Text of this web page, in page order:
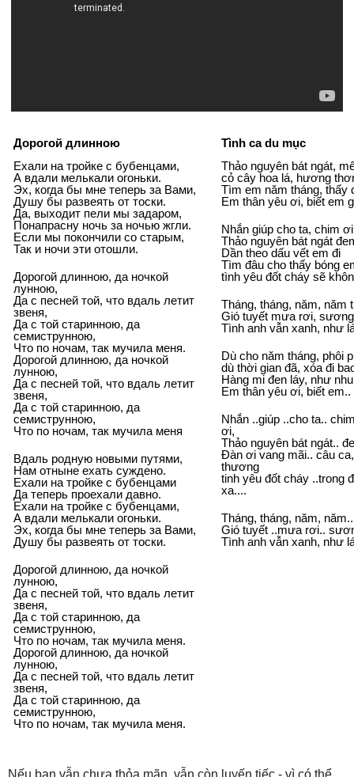
Дорогой длинною
Tình ca du mục
Ехали на тройке с бубенцами,
А вдали мелькали огоньки.
Эх, когда бы мне теперь за Вами,
Душу бы развеять от тоски.
Да, выходит пели мы задаром,
Понапрасну ночь за ночью жгли.
Если мы покончили со старым,
Так и ночи эти отошли.
Дорогой длинною, да ночкой
лунною,
Да с песней той, что вдаль летит
звеня,
Да с той старинною, да
семиструнною,
Что по ночам, так мучила меня.
Дорогой длинною, да ночкой
лунною,
Да с песней той, что вдаль летит
звеня,
Да с той старинною, да
семиструнною,
Что по ночам, так мучила меня
Вдаль родную новыми путями,
Нам отныне ехать суждено.
Ехали на тройке с бубенцами
Да теперь проехали давно.
Ехали на тройке с бубенцами,
А вдали мелькали огоньки.
Эх, когда бы мне теперь за Вами,
Душу бы развеять от тоски.
Дорогой длинною, да ночкой
лунною,
Да с песней той, что вдаль летит
звеня,
Да с той старинною, да
семиструнною,
Что по ночам, так мучила меня.
Дорогой длинною, да ночкой
лунною,
Да с песней той, что вдаль летит
звеня,
Да с той старинною, да
семиструнною,
Что по ночам, так мучила меня.
Thảo nguyên bát ngát,
cỏ cây hoa lá, hương
Tìm em năm tháng, thấy
Em thân yêu ơi, biết em
Nhắn giúp cho ta, chim
Thảo nguyên bát ngát
Dần theo dấu vết em đi
Tìm đâu cho thấy bóng
tình yêu đốt cháy sẽ
Tháng, tháng, năm, năm
Gió tuyết mưa rơi,
Tình anh vẫn xanh, như
Dù cho năm tháng, phôi
dù thời gian đã, xóa đi
Hàng mi đen láy, như
Em thân yêu ơi, biết
Nhắn ..giúp ..cho ta..
ơi,
Thảo nguyên bát ngát..
Đàn ơi vang mãi.. câu
thương
tinh yêu đốt cháy ..trong
xa....
Tháng, tháng, năm,
Gió tuyết ..mưa rơi..
Tình anh vẫn xanh, như